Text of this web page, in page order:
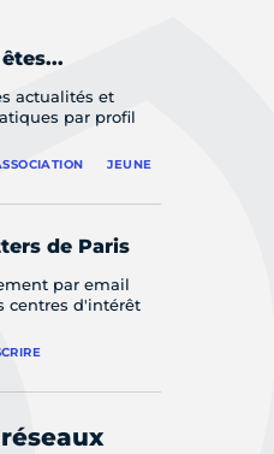
actualités et
par profil
JEUNE
de Paris
par email
centres d'intérêt